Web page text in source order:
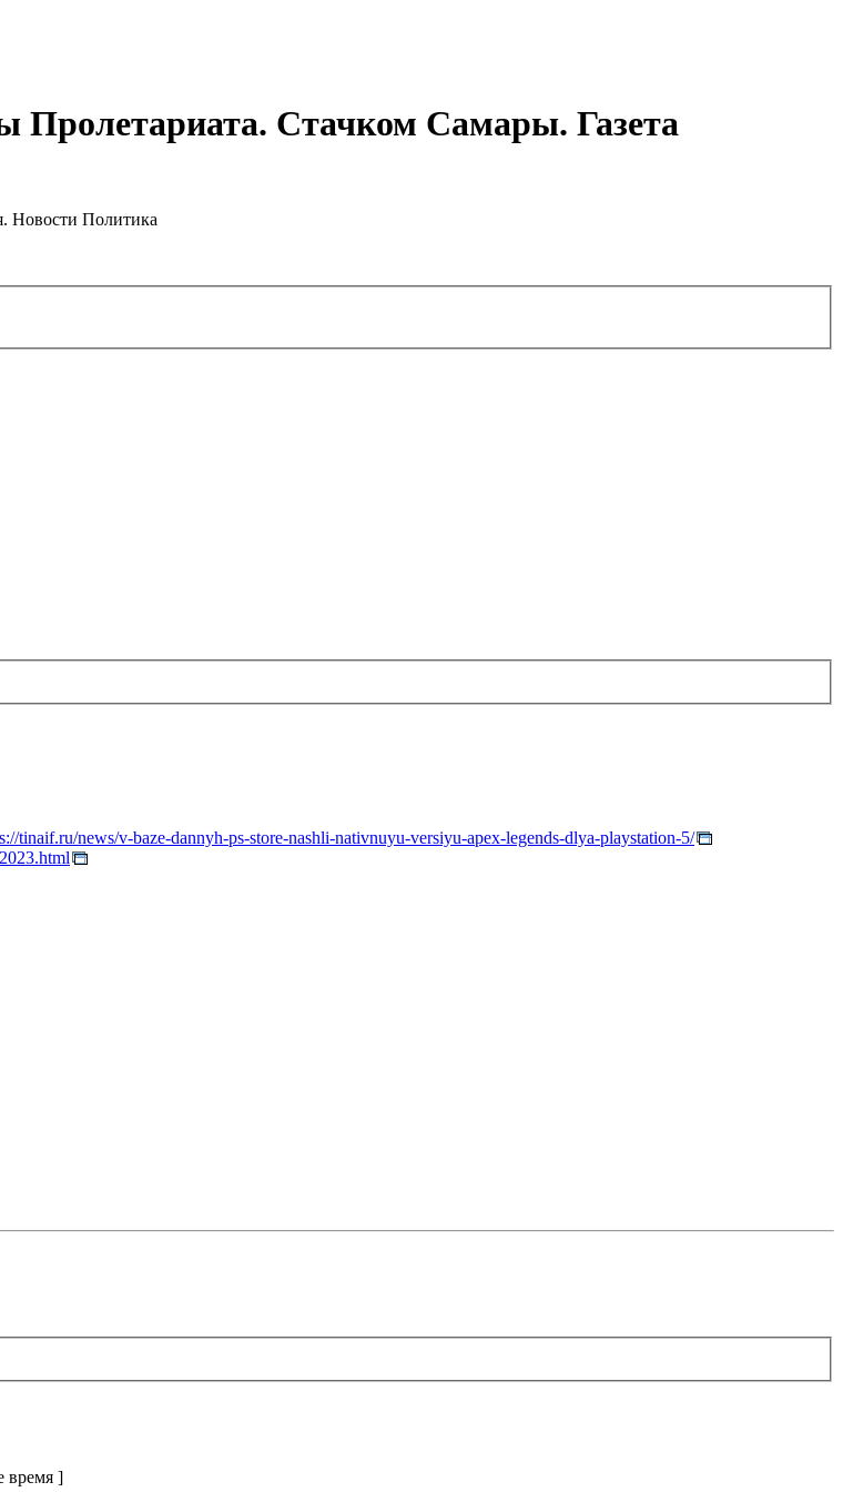
Пролетариата. Стачком Самары. Газета
Новости Политика
tinaif.ru/news/v-baze-dannyh-ps-store-nashli-nativnuyu-versiyu-apex-legends-dlya-playstation-5/
время ]